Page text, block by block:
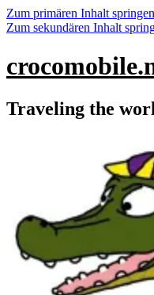
Zum primären Inhalt springen
Zum sekundären Inhalt
Traveling the